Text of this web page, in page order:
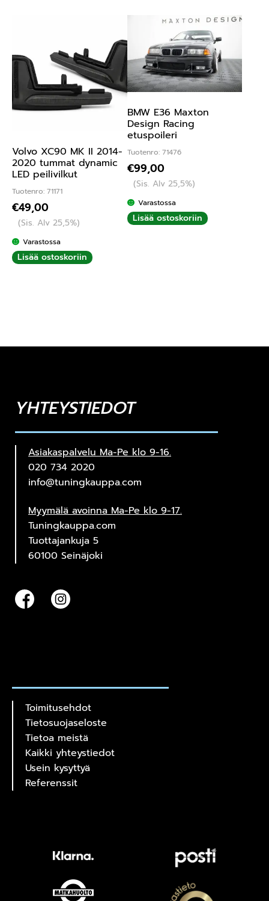
Volvo XC90 MK II 2014-
2020 tummat dynamic
LED peilivilkut
Tuotenro: 71171
€49,00
(Sis. Alv 25,5%)
Varastossa
Lisää ostoskoriin
BMW E36 Maxton
Design Racing
etuspoileri
Tuotenro: 71476
€99,00
(Sis. Alv 25,5%)
Varastossa
Lisää ostoskoriin
YHTEYSTIEDOT
Asiakaspalvelu Ma-Pe klo 9-16.
020 734 2020
info@tuningkauppa.com
Myymälä avoinna Ma-Pe klo 9-17.
Tuningkauppa.com
Tuottajankuja 5
60100 Seinäjoki
Toimitusehdot
Tietosuojaseloste
Tietoa meistä
Kaikki yhteystiedot
Usein kysyttyä
Referenssit